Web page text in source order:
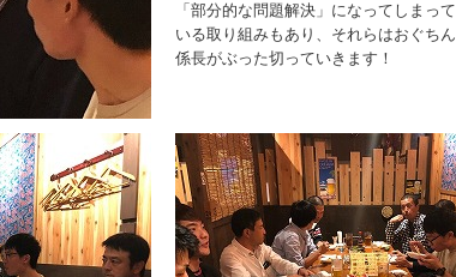
「部分的な問題解決」になってしまって
いる取り組みもあり、それらはおぐちん
係長がぶった切っていきます！